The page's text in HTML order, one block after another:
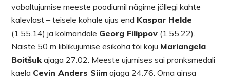
vabaltujumise meeste poodiumil nägime jällegi kahte
kalevlast – teisele kohale ujus end Kaspar Helde
(1.55.14) ja kolmandale Georg Filippov (1.55.22).
Naiste 50 m liblikujumise esikoha tõi koju Mariangela
Boitšukajaga 27.02. Meeste ujumises sai pronksmedali
kaela Cevin Anders Siim ajaga 24.76. Oma ainsa